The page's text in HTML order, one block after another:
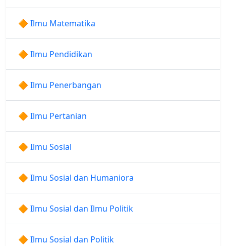
🔶 Ilmu Matematika
🔶 Ilmu Pendidikan
🔶 Ilmu Penerbangan
🔶 Ilmu Pertanian
🔶 Ilmu Sosial
🔶 Ilmu Sosial dan Humaniora
🔶 Ilmu Sosial dan Ilmu Politik
🔶 Ilmu Sosial dan Politik